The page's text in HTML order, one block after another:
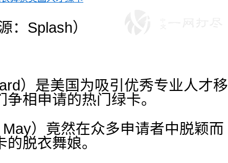
：Splash）
）是美国为吸引优秀专业人才移
相申请的热门绿卡。
）竟然在众多申请者中脱颖而
脱衣舞娘。